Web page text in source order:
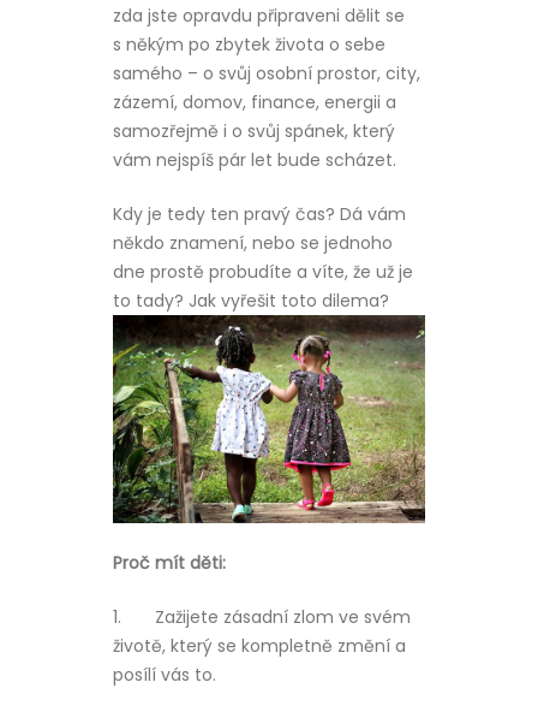
zda jste opravdu připraveni dělit se
s někým po zbytek života o sebe
samého – o svůj osobní prostor, city,
zázemí, domov, finance, energii a
samozřejmě i o svůj spánek, který
vám nejspíš pár let bude scházet.
Kdy je tedy ten pravý čas? Dá vám
někdo znamení, nebo se jednoho
dne prostě probudíte a víte, že už je
to tady? Jak vyřešit toto dilema?
Proč mít děti:
1.
Zažijete zásadní zlom ve svém
životě, který se kompletně změní a
posílí vás to.